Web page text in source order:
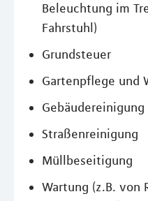
Beleuchtung im
Fahrstuhl)
Grundsteuer
Gartenpflege und
Gebäudereinigung
Straßenreinigung
Müllbeseitigung
Wartung (z.B. von